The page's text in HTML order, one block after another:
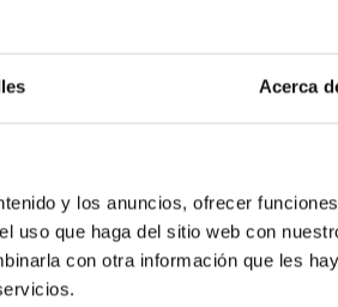
Acerca
y los anuncios, ofrecer
uso que haga del sitio web con
con otra información que les